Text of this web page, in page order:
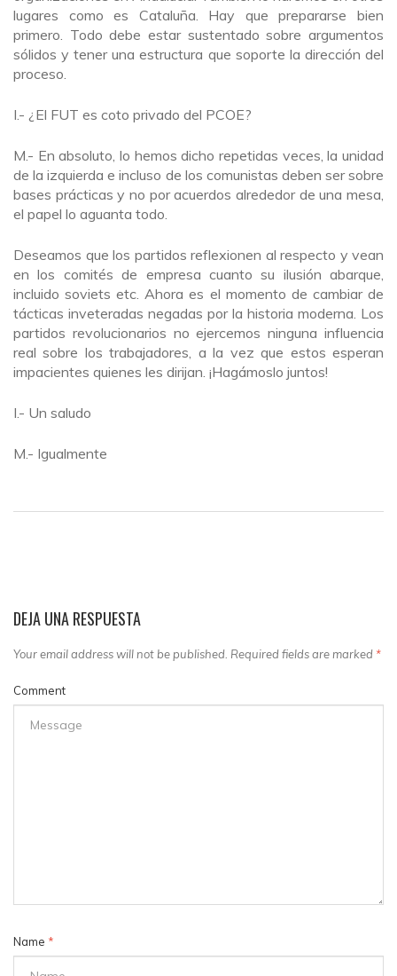
lugares como es Cataluña. Hay que prepararse bien
primero. Todo debe estar sustentado sobre argumentos
sólidos y tener una estructura que soporte la dirección del
proceso.
I.- ¿El FUT es coto privado del PCOE?
M.- En absoluto, lo hemos dicho repetidas veces, la unidad
de la izquierda e incluso de los comunistas deben ser sobre
bases prácticas y no por acuerdos alrededor de una mesa,
el papel lo aguanta todo.
Deseamos que los partidos reflexionen al respecto y vean
en los comités de empresa cuanto su ilusión abarque,
incluido soviets etc. Ahora es el momento de cambiar de
tácticas inveteradas negadas por la historia moderna. Los
partidos revolucionarios no ejercemos ninguna influencia
real sobre los trabajadores, a la vez que estos esperan
impacientes quienes les dirijan. ¡Hagámoslo juntos!
I.- Un saludo
M.- Igualmente
DEJA UNA RESPUESTA
Your email address will not be published. Required fields are marked *
Comment
Name *